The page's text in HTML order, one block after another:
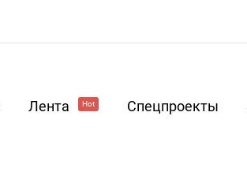
Лента Hot Спецпроекты